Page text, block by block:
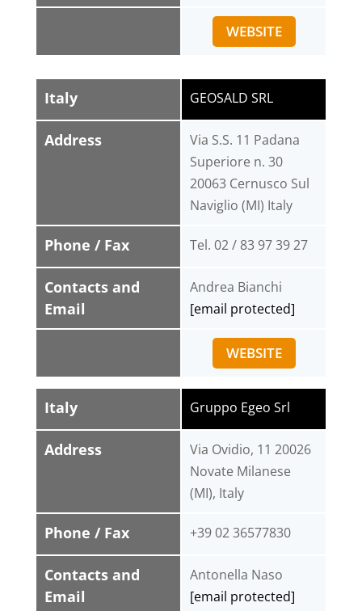
WEBSITE
Italy
Address
Phone / Fax
Contacts and
Email
GEOSALD SRL
Via S.S. 11 Padana
Superiore n. 30
20063 Cernusco Sul
Naviglio (MI) Italy
Tel. 02 / 83 97 39 27
Andrea Bianchi
[email protected]
WEBSITE
Italy
Address
Phone / Fax
Contacts and
Email
Gruppo Egeo Srl
Via Ovidio, 11 20026
Novate Milanese
(MI), Italy
+39 02 36577830
Antonella Naso
[email protected]